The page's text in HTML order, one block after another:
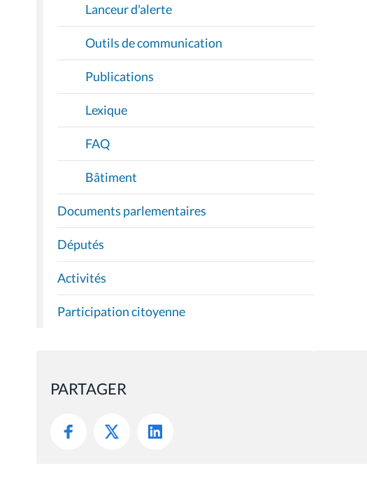
Lanceur d'alerte
Outils de communication
Publications
Lexique
FAQ
Bâtiment
Documents parlementaires
Députés
Activités
Participation citoyenne
PARTAGER